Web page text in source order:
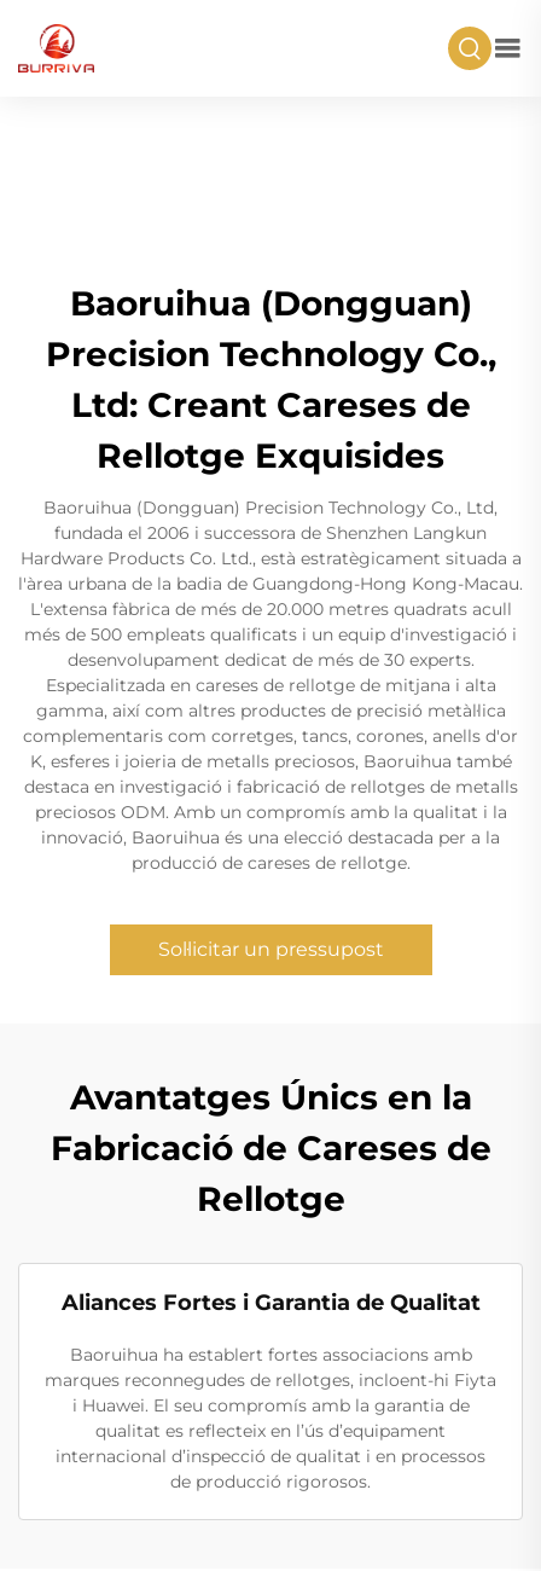
Baoruihua (Dongguan)
Precision Technology Co.,
Ltd: Creant Careses de
Rellotge Exquisides
Baoruihua (Dongguan) Precision Technology Co., Ltd,
fundada el 2006 i successora de Shenzhen Langkun
Hardware Products Co. Ltd., està estratègicament situada a
l'àrea urbana de la badia de Guangdong-Hong Kong-Macau.
L'extensa fàbrica de més de 20.000 metres quadrats acull
més de 500 empleats qualificats i un equip d'investigació i
desenvolupament dedicat de més de 30 experts.
Especialitzada en careses de rellotge de mitjana i alta
gamma, així com altres productes de precisió metàl·lica
complementaris com corretges, tancs, corones, anells d'or
K, esferes i joieria de metalls preciosos, Baoruihua també
destaca en investigació i fabricació de rellotges de metalls
preciosos ODM. Amb un compromís amb la qualitat i la
innovació, Baoruihua és una elecció destacada per a la
producció de careses de rellotge.
Sol·licitar un pressupost
Avantatges Únics en la
Fabricació de Careses de
Rellotge
Aliances Fortes i Garantia de Qualitat
Baoruihua ha establert fortes associacions amb
marques reconnegudes de rellotges, incloent-hi Fiyta
i Huawei. El seu compromís amb la garantia de
qualitat es reflecteix en l’ús d’equipament
internacional d’inspecció de qualitat i en processos
de producció rigorosos.